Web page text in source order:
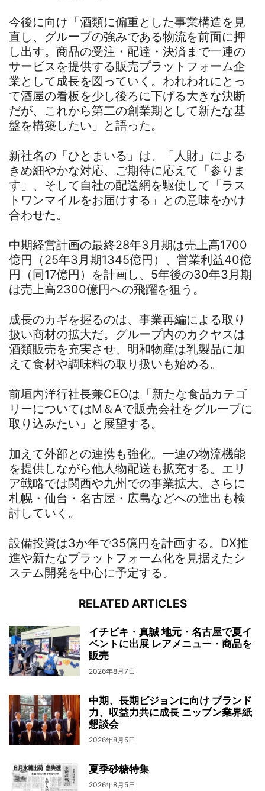
今後に向け「酒類に偏重とした事業構造を見
直し、グループの強みである物流を前面に押
し出す。商品の受注・配達・決済まで一連の
サービスを提供する販売プラットフォーム企
業として成長を図っていく。われわれにとっ
て酒屋の看板を少し後ろに下げる大きな決断
だが、これから第二の創業期として新たな基
盤を構築したい」と語った。
新社名の「ひとまいる」は、「人財」による
きめ細やかな対応、ご期待に応えて「参りま
す」、そして自社の配送網を駆使して「ラス
トワンマイルをお届けする」との意味をかけ
合わせた。
中期経営計画の最終28年3月期は売上高1700
億円（25年3月期1345億円）、営業利益40億
円（同17億円）を計画し、5年後の30年3月期
は売上高2300億円への飛躍を狙う。
成長のカギを握るのは、事業再編による取り
扱い商材の拡大だ。グループ内のカクヤスは
酒類販売を充実させ、明和物産は乳製品に加
えて食材や調味料の取り扱いも始める。
前垣内洋行社長兼CEOは「新たな食品カテゴ
リーについてはM＆Aで販売会社をグループに
取り込みたい」と展望する。
加えて外部との連携も強化。一連の物流機能
を提供しながら他人物配送も拡充する。エリ
ア戦略では関西や九州での事業拡大、さらに
札幌・仙台・名古屋・広島などへの進出も検
討していく。
設備投資は3か年で35億円を計画する。DX推
進や新たなプラットフォーム化を見据えたシ
ステム開発を中心に予定する。
RELATED ARTICLES
イチビキ・真誠 地元・名古屋で夏イ
ベントに出展 レアメニュー・商品を
販売
2026年8月7日
中期、長期ビジョンに向け ブランド
力、収益力共に成長 ニップン業界紙
懇談会
2026年8月5日
夏季砂糖特集
2026年8月5日